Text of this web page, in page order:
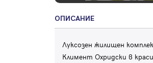
ОПИСАНИЕ
Луксозен жилищен
Климент Охридски в